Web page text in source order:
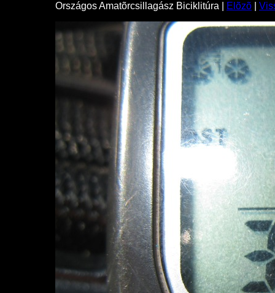
Országos Amatõrcsillagász Biciklitúra | Elõzõ